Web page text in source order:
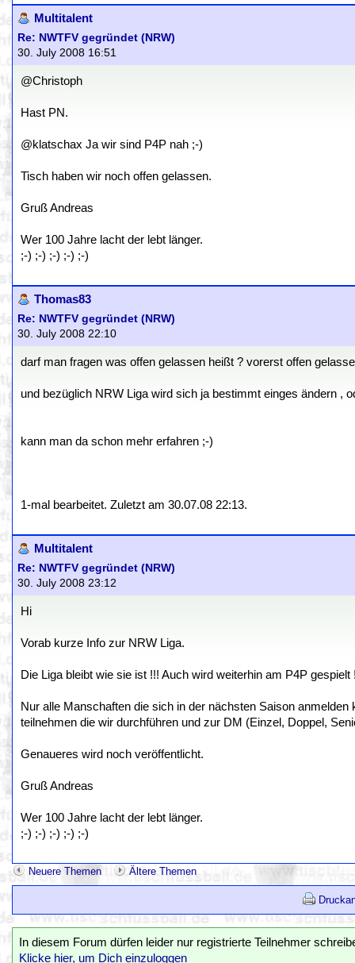
Multitalent
Re: NWTFV gegründet (NRW)
30. July 2008 16:51
@Christoph
Hast PN.
@klatschax Ja wir sind P4P nah ;-)
Tisch haben wir noch offen gelassen.
Gruß Andreas
Wer 100 Jahre lacht der lebt länger.
;-) ;-) ;-) ;-) ;-)
Thomas83
Re: NWTFV gegründet (NRW)
30. July 2008 22:10
darf man fragen was offen gelassen heißt ? vorerst offen
und bezüglich NRW Liga wird sich ja bestimmt einges ändern ,
kann man da schon mehr erfahren ;-)
1-mal bearbeitet. Zuletzt am 30.07.08 22:13.
Multitalent
Re: NWTFV gegründet (NRW)
30. July 2008 23:12
Hi
Vorab kurze Info zur NRW Liga.
Die Liga bleibt wie sie ist !!! Auch wird weiterhin am P4P gespielt
Nur alle Manschaften die sich in der nächsten Saison
teilnehmen die wir durchführen und zur DM (Einzel, Doppel,
Genaueres wird noch veröffentlicht.
Gruß Andreas
Wer 100 Jahre lacht der lebt länger.
;-) ;-) ;-) ;-) ;-)
Neuere Themen Ältere Themen
In diesem Forum dürfen leider nur registrierte Teilnehmer
Klicke hier, um Dich einzuloggen